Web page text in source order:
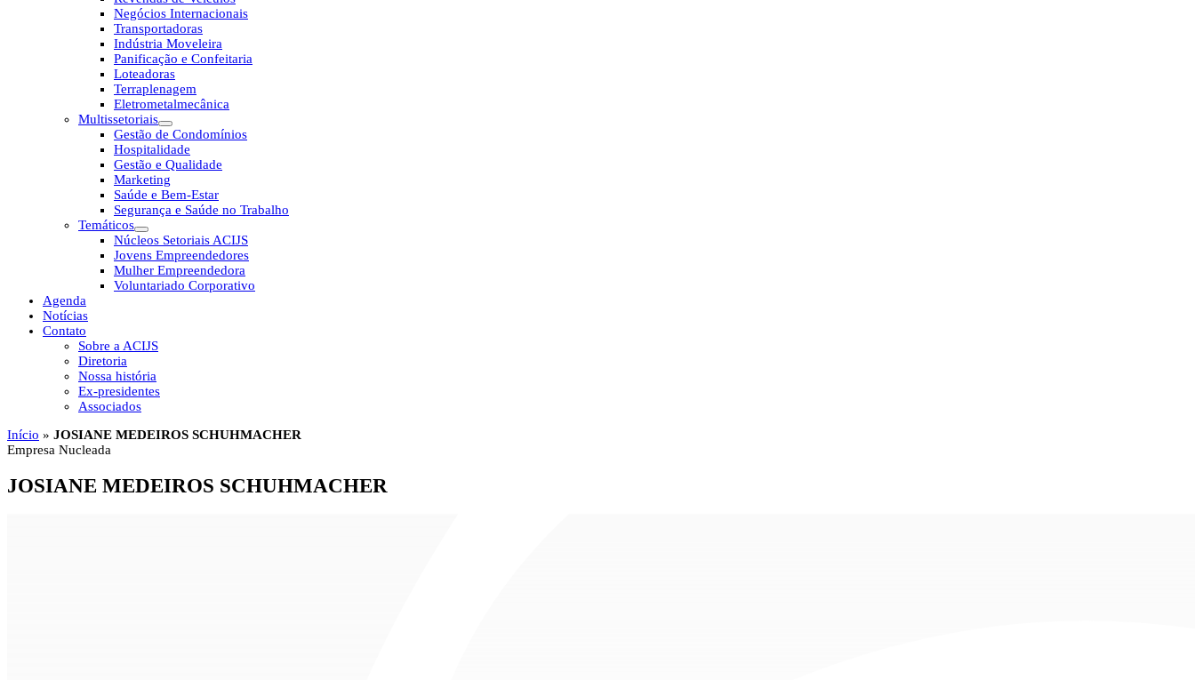
Negócios Internacionais
Transportadoras
Indústria Moveleira
Panificação e Confeitaria
Loteadoras
Terraplenagem
Eletrometalmecânica
Multissetoriais
Gestão de Condomínios
Hospitalidade
Gestão e Qualidade
Marketing
Saúde e Bem-Estar
Segurança e Saúde no Trabalho
Temáticos
Núcleos Setoriais ACIJS
Jovens Empreendedores
Mulher Empreendedora
Voluntariado Corporativo
Agenda
Notícias
Contato
Sobre a ACIJS
Diretoria
Nossa história
Ex-presidentes
Associados
Início » JOSIANE MEDEIROS SCHUHMACHER
Empresa Nucleada
JOSIANE MEDEIROS SCHUHMACHER